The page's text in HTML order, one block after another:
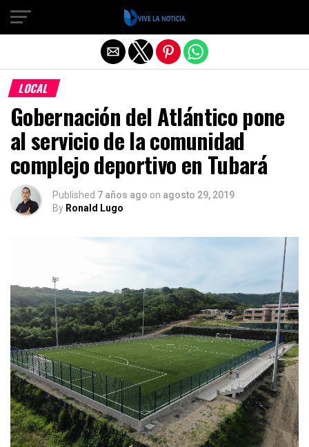
LOCAL
Gobernación del Atlántico pone
al servicio de la comunidad
complejo deportivo en Tubará
Published 7 años ago on agosto 29, 2019
By Ronald Lugo
Salir de la versión móvil